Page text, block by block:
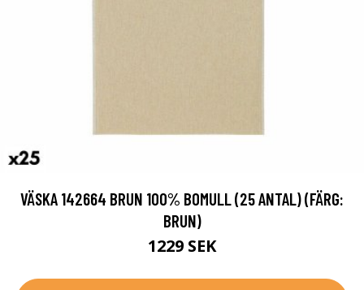
VÄSKA 142664 BRUN 100% BOMULL (25 ANTAL) (FÄRG:
BRUN)
1229 SEK